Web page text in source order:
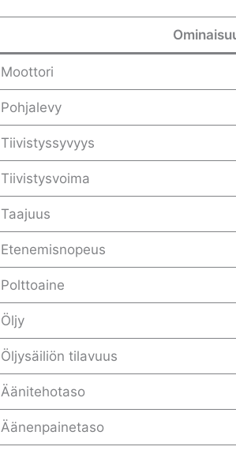
Moottori
Pohjalevy
Tiivistyssyvyys
Tiivistysvoima
Taajuus
Etenemisnopeus
Polttoaine
Öljy
Öljysäiliön tilavuus
Äänitehotaso
Äänenpainetaso